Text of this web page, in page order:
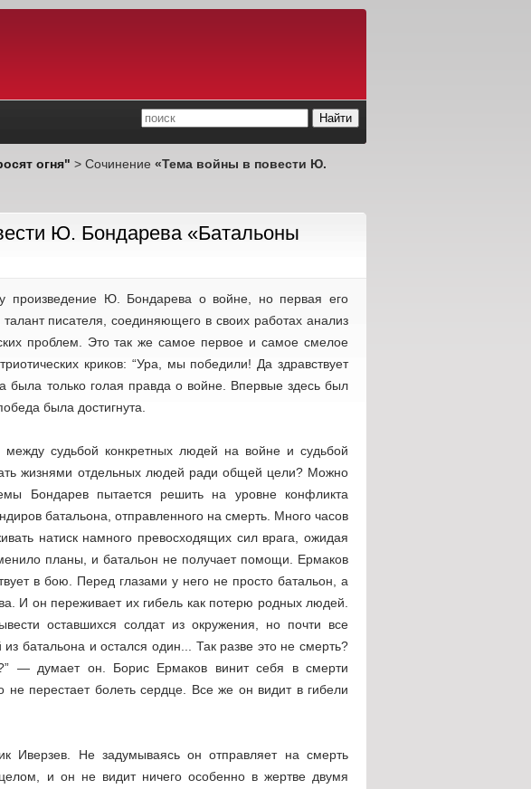
огня" > Сочинение «Тема войны в повести Ю.
Ю. Бондарева «Батальоны
произведение Ю. Бондарева о войне, но первая его
писателя, соединяющего в своих работах анализ
проблем. Это так же самое первое и самое смелое
криков: “Ура, мы победили! Да здравствует
была только голая правда о войне. Впервые здесь был
была достигнута.
судьбой конкретных людей на войне и судьбой
жизнями отдельных людей ради общей цели? Можно
Бондарев пытается решить на уровне конфликта
батальона, отправленного на смерть. Много часов
натиск намного превосходящих сил врага, ожидая
планы, и батальон не получает помощи. Ермаков
в бою. Перед глазами у него не просто батальон, а
И он переживает их гибель как потерю родных людей.
оставшихся солдат из окружения, но почти все
батальона и остался один... Так разве это не смерть?
— думает он. Борис Ермаков винит себя в смерти
перестает болеть сердце. Все же он видит в гибели
Иверзев. Не задумываясь он отправляет на смерть
и он не видит ничего особенно в жертве двумя